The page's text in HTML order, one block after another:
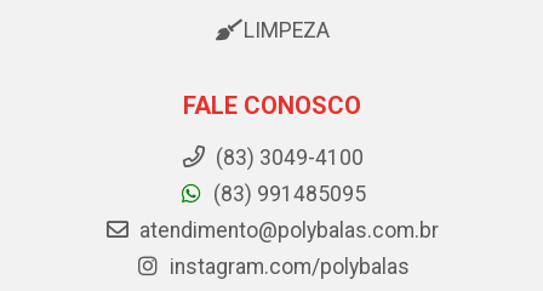
LIMPEZA
FALE CONOSCO
(83) 3049-4100
(83) 991485095
atendimento@polybalas.com.br
instagram.com/polybalas